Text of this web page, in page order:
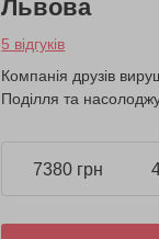
Львова
5 відгуків
Компанія друзів
Поділля та
7380 грн